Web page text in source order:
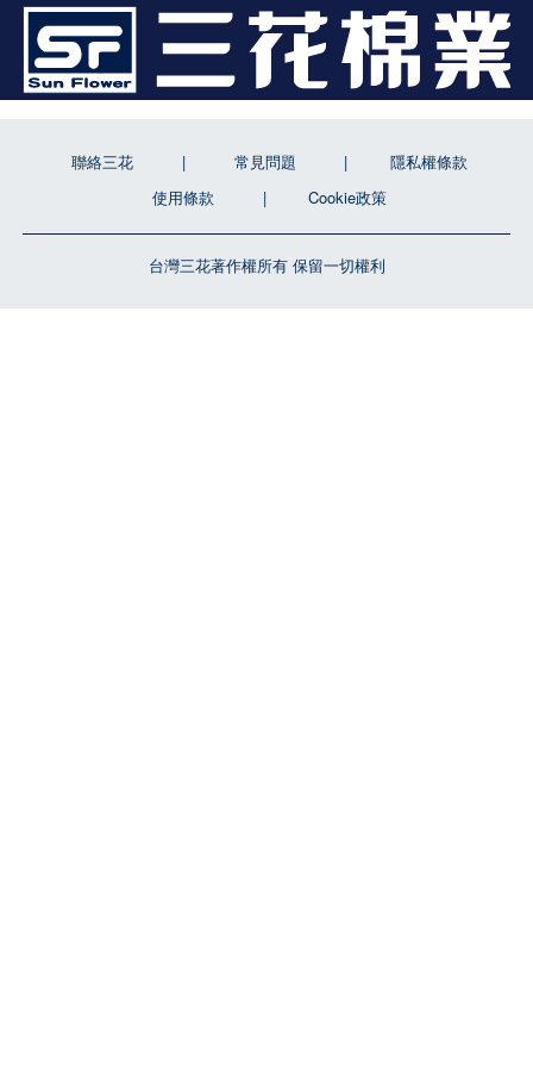
台灣三花著作權所有 保留一切權利
聯絡三花 常見問題
隱私權條款
使用條款
Cookie政策